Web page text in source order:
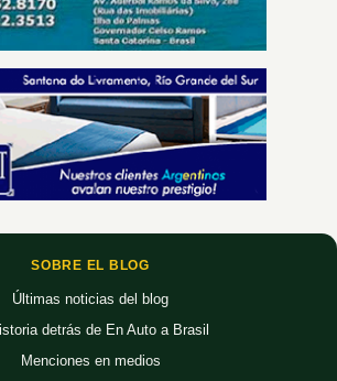
SOBRE EL BLOG
Últimas noticias del blog
detrás de En Auto a Brasil
Menciones en medios